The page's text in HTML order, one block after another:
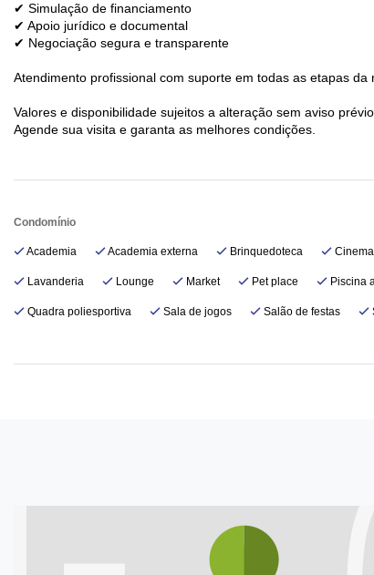
✔ Simulação de financiamento
✔ Apoio jurídico e documental
✔ Negociação segura e transparente
Atendimento profissional com suporte em todas as etapas da
Valores e disponibilidade sujeitos a alteração sem aviso
Agende sua visita e garanta as melhores condições.
Condomínio
Academia Academia externa Brinquedoteca Cinema
Lavanderia Lounge Market Pet place Piscina
Quadra poliesportiva Sala de jogos Salão de festas